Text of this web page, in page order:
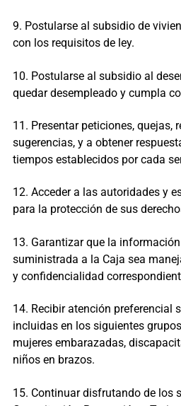
9. Postularse al subsidio de
con los requisitos de ley.
10. Postularse al subsidio al
quedar desempleado y cumpla
11. Presentar peticiones, quejas,
sugerencias, y a obtener
tiempos establecidos por cada
12. Acceder a las autoridades y
para la protección de sus
13. Garantizar que la
suministrada a la Caja sea
y confidencialidad
14. Recibir atención preferencial
incluidas en los siguientes
mujeres embarazadas,
niños en brazos.
15. Continuar disfrutando de los